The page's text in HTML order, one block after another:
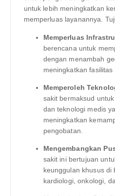
untuk lebih meningkatkan
memperluas layanannya.
Memperluas
berencana untuk
dengan menambah
meningkatkan fasilitas
Memperoleh
sakit bermaksud
dan teknologi medis
meningkatkan
pengobatan.
Mengembangkan
sakit ini bertujuan
keunggulan khusus
kardiologi, onkologi,